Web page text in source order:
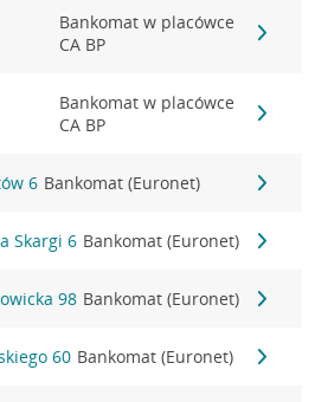
Bankomat w placówce
CA BP
Bankomat w placówce
CA BP
6 Bankomat (Euronet)
Skargi 6 Bankomat (Euronet)
98 Bankomat (Euronet)
60 Bankomat (Euronet)